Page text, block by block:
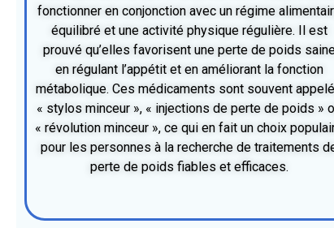
fonctionner en conjonction avec un régime
équilibré et une activité physique régulière. Il est
prouvé qu’elles favorisent une perte de poids
en régulant l’appétit et en améliorant la fonction
métabolique. Ces médicaments sont souvent
« stylos minceur », « injections de perte de poids »
« révolution minceur », ce qui en fait un choix
pour les personnes à la recherche de traitements
perte de poids fiables et efficaces.